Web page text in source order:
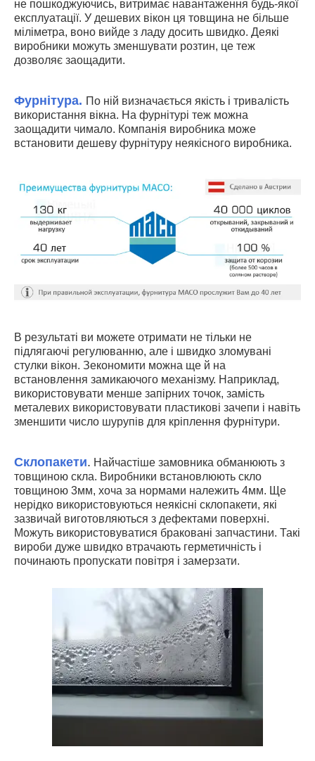
не пошкоджуючись, витримає навантаження будь-якої
експлуатації. У дешевих вікон ця товщина не більше
міліметра, воно вийде з ладу досить швидко. Деякі
виробники можуть зменшувати розтин, це теж
дозволяє заощадити.
Фурнітура. По ній визначається якість і тривалість
використання вікна. На фурнітурі теж можна
заощадити чимало. Компанія виробника може
встановити дешеву фурнітуру неякісного виробника.
В результаті ви можете отримати не тільки не
підлягаючі регулюванню, але і швидко зломувані
стулки вікон. Зекономити можна ще й на
встановлення замикаючого механізму. Наприклад,
використовувати менше запірних точок, замість
металевих використовувати пластикові зачепи і навіть
зменшити число шурупів для кріплення фурнітури.
Склопакети. Найчастіше замовника обманюють з
товщиною скла. Виробники встановлюють скло
товщиною 3мм, хоча за нормами належить 4мм. Ще
нерідко використовуються неякісні склопакети, які
зазвичай виготовляються з дефектами поверхні.
Можуть використовуватися браковані запчастини. Такі
вироби дуже швидко втрачають герметичність і
починають пропускати повітря і замерзати.